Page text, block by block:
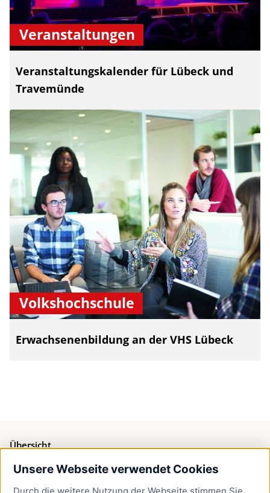
Unsere Webseite verwendet Cookies
Veranstaltungen
Veranstaltungskalender für Lübeck und
Travemünde
Volkshochschule
Erwachsenenbildung an der VHS Lübeck
Übersicht
Bürgerservice
Presse